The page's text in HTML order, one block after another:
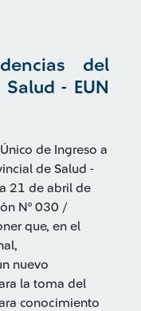
del
- EUN
de Ingreso a
de Salud -
21 de abril de
N° 030 /
que, en el
nuevo
la toma del
conocimiento